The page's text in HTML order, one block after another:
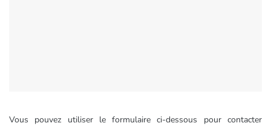
Vous pouvez utiliser le formulaire ci-dessous pour contacter